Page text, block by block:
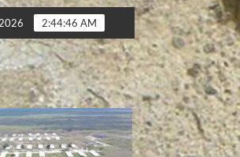
en la UAEM (Morelos) durante paro
en la UAEM (Morelos) durante paro
2:44:49 AM